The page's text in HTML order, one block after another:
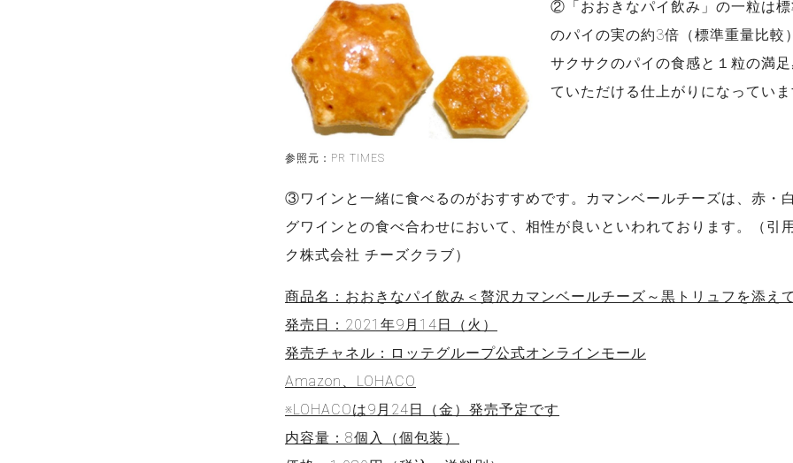
参照元：PR TIMES
②「おおきなパイ飲み」の一粒は
のパイの実の約3倍（標準重量比較
サクサクのパイの食感と１粒の満
ていただける仕上がりになってい
③ワインと一緒に食べるのがおすすめです。カマンベールチーズは、赤・
グワインとの食べ合わせにおいて、相性が良いといわれております。（引
ク株式会社 チーズクラブ）
商品名：おおきなパイ飲み＜贅沢カマンベールチーズ～黒トリュフを添え
発売日：2021年9月14日（火）
発売チャネル：ロッテグループ公式オンラインモール
Amazon、LOHACO
※LOHACOは9月24日（金）発売予定です
内容量：8個入（個包装）